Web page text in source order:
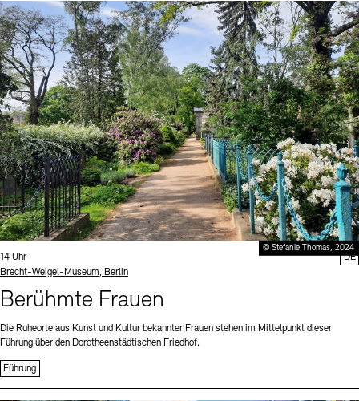
© Stefanie Thomas, 2024
Uhrzeit:
14 Uhr
Standort
Brecht-Weigel-Museum, Berlin
Berühmte Frauen
Die Ruheorte aus Kunst und Kultur bekannter Frauen stehen im Mittelpunkt dieser
Führung über den Dorotheenstädtischen Friedhof.
Führung
DE